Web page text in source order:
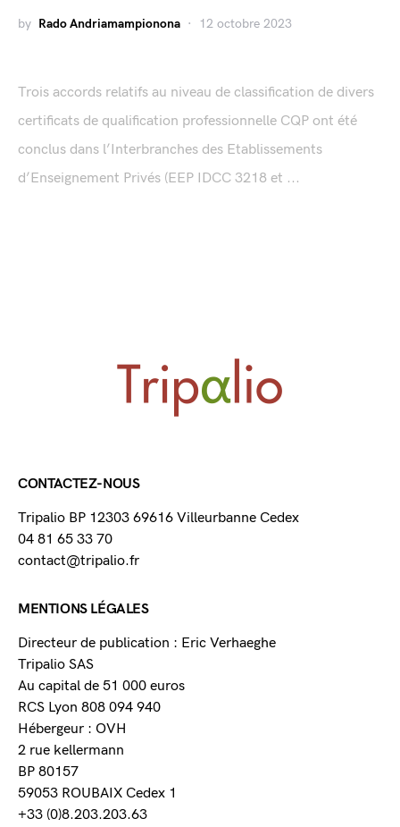
by Rado Andriamampionona 12 octobre 2023
Trois accords relatifs au niveau de classification de divers
certificats de qualification professionnelle CQP ont été
conclus dans l’Interbranches des Etablissements
d’Enseignement Privés (EEP IDCC 3218 et ...
CONTACTEZ-NOUS
Tripalio BP 12303 69616 Villeurbanne Cedex
04 81 65 33 70
contact@tripalio.fr
MENTIONS LÉGALES
Directeur de publication : Eric Verhaeghe
Tripalio SAS
Au capital de 51 000 euros
RCS Lyon 808 094 940
Hébergeur : OVH
2 rue kellermann
BP 80157
59053 ROUBAIX Cedex 1
+33 (0)8.203.203.63